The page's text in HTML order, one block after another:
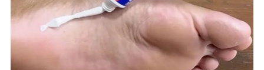
พิจารณาแก้ไขเพิ่มเติมประกาศกระทรวงมหาดไทย เพื่อ
คงมาตรการยกเลิกการอนุญาตให้คนต่างด้าวยื่นขอตรวจ
ลงตรา Visa on Arrival : VOA ออกไปจนกว่าสถานการณ์
โควิด–19 จะคลี่คลาย และให้คงการยกเลิกให้คนต่างด้าว